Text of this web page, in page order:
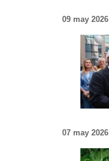
09 may 2026
07 may 2026